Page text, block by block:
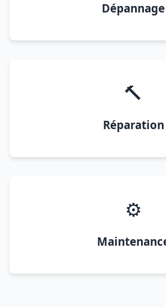
Dépannage
🔨
Réparation
⚙️